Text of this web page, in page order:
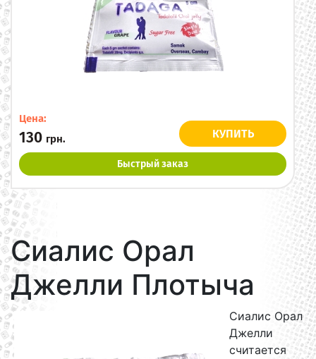
Цена:
130 грн. КУПИТЬ
Быстрый заказ
Сиалис Орал
Джелли Плотыча
Сиалис Орал
Джелли
считается